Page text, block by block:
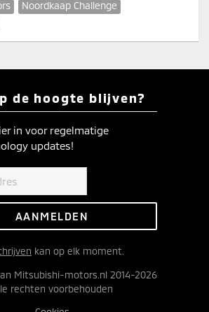
Noordkaap Challenge
de hoogte blijven?
in voor regelmatige
updates!
kan op elk moment.
Mitsubishi-motors.nl 2014-2026
rechten voorbehouden